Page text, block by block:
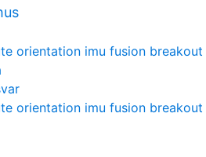
orientation imu fusion
orientation imu fusion